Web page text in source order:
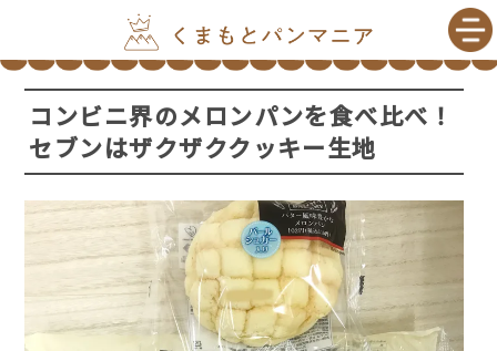
コンビニ界のメロンパンを食べ比べ！
セブンはザクザククッキー生地